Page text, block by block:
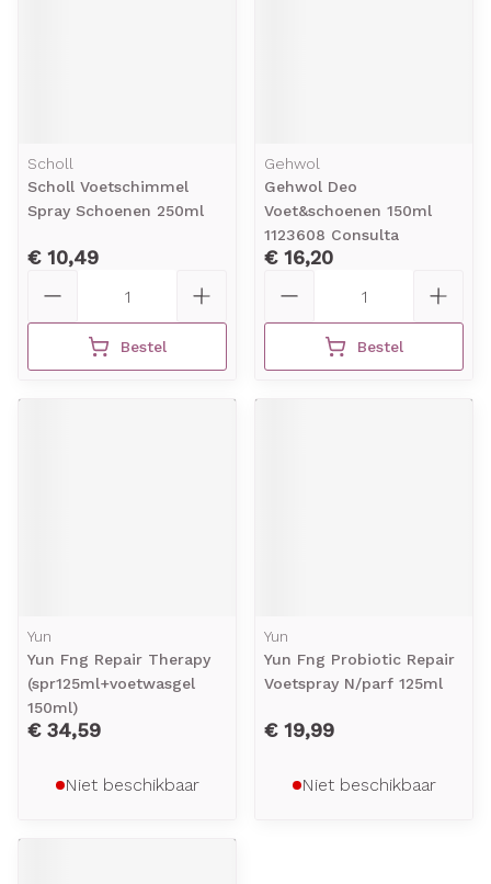
Scholl
Scholl Voetschimmel
Spray Schoenen 250ml
€ 10,49
Bestel
Gehwol
Gehwol Deo
Voet&schoenen 150ml
1123608 Consulta
€ 16,20
Bestel
Yun
Yun Fng Repair Therapy
(spr125ml+voetwasgel
150ml)
€ 34,59
Niet beschikbaar
Yun
Yun Fng Probiotic Repair
Voetspray N/parf 125ml
€ 19,99
Niet beschikbaar